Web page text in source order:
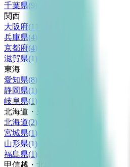
千葉県(9
関西
大阪府(11
兵庫県(4
京都府(4)
滋賀県(1 )
東海
愛知県(8)
静岡県(1 )
岐阜県(1)
北海道・東北
北海道(2)
宮城県(1)
山形県(1)
福島県(1)
甲信越・北陸